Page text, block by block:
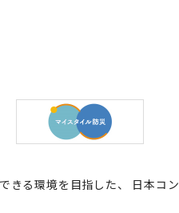
きる環境を目指した、 日本コン